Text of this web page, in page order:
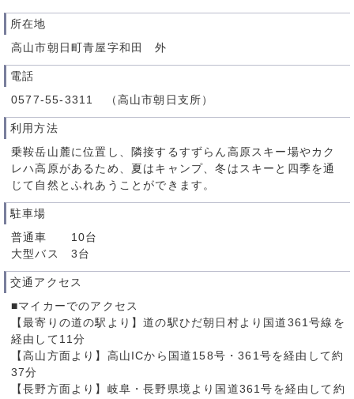
所在地
高山市朝日町青屋字和田 外
電話
0577-55-3311 （高山市朝日支所）
利用方法
乗鞍岳山麓に位置し、隣接するすずらん高原スキー場やカク
レハ高原があるため、夏はキャンプ、冬はスキーと四季を通
じて自然とふれあうことができます。
駐車場
普通車 10台
大型バス 3台
交通アクセス
■マイカーでのアクセス
【最寄りの道の駅より】道の駅ひだ朝日村より国道361号線を
経由して11分
【高山方面より】高山ICから国道158号・361号を経由して約
37分
【長野方面より】岐阜・長野県境より国道361号を経由して約